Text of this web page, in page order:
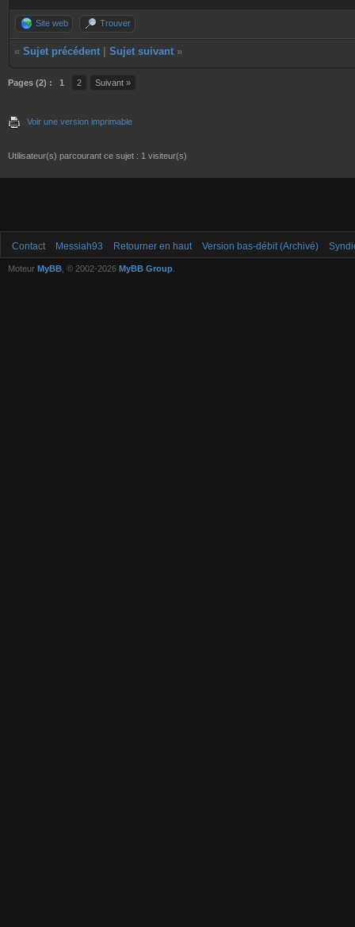
Site web Trouver
« Sujet précédent Sujet suivant »
Pages (2) : 1 2 Suivant »
Voir une version imprimable
Utilisateur(s) parcourant ce sujet : 1 visiteur(s)
Contact Messiah93 Retourner en haut Version bas-débit (Archivé)
Moteur MyBB , © 2002-2026 MyBB Group